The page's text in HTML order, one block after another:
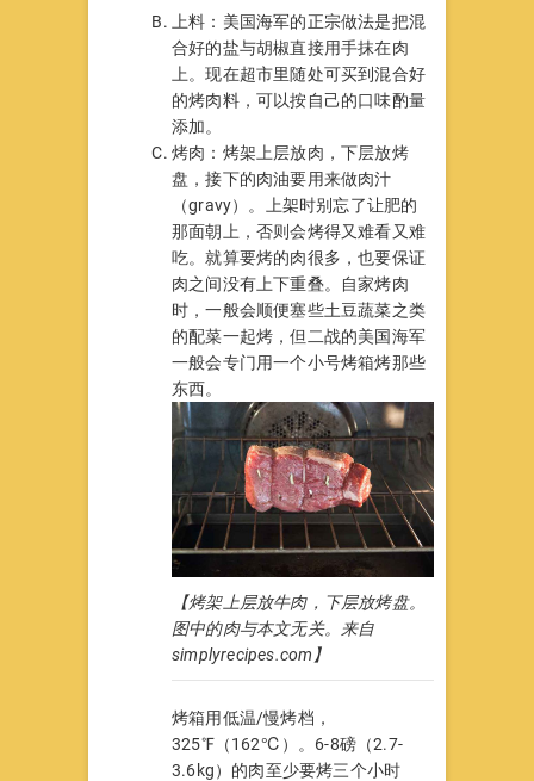
上料：美国海军的正宗做法是把混
合好的盐与胡椒直接用手抹在肉
上。现在超市里随处可买到混合好
的烤肉料，可以按自己的口味酌量
添加。
烤肉：烤架上层放肉，下层放烤
盘，接下的肉油要用来做肉汁
（gravy）。上架时别忘了让肥的
那面朝上，否则会烤得又难看又难
吃。就算要烤的肉很多，也要保证
肉之间没有上下重叠。自家烤肉
时，一般会顺便塞些土豆蔬菜之类
的配菜一起烤，但二战的美国海军
一般会专门用一个小号烤箱烤那些
东西。
【烤架上层放牛肉，下层放烤盘。
图中的肉与本文无关。来自
simplyrecipes.com】
烤箱用低温/慢烤档，
325℉（162℃）。6-8磅（2.7-
3.6kg）的肉至少要烤三个小时